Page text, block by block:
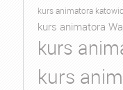
kurs animatora
kurs animatora
kurs
kurs